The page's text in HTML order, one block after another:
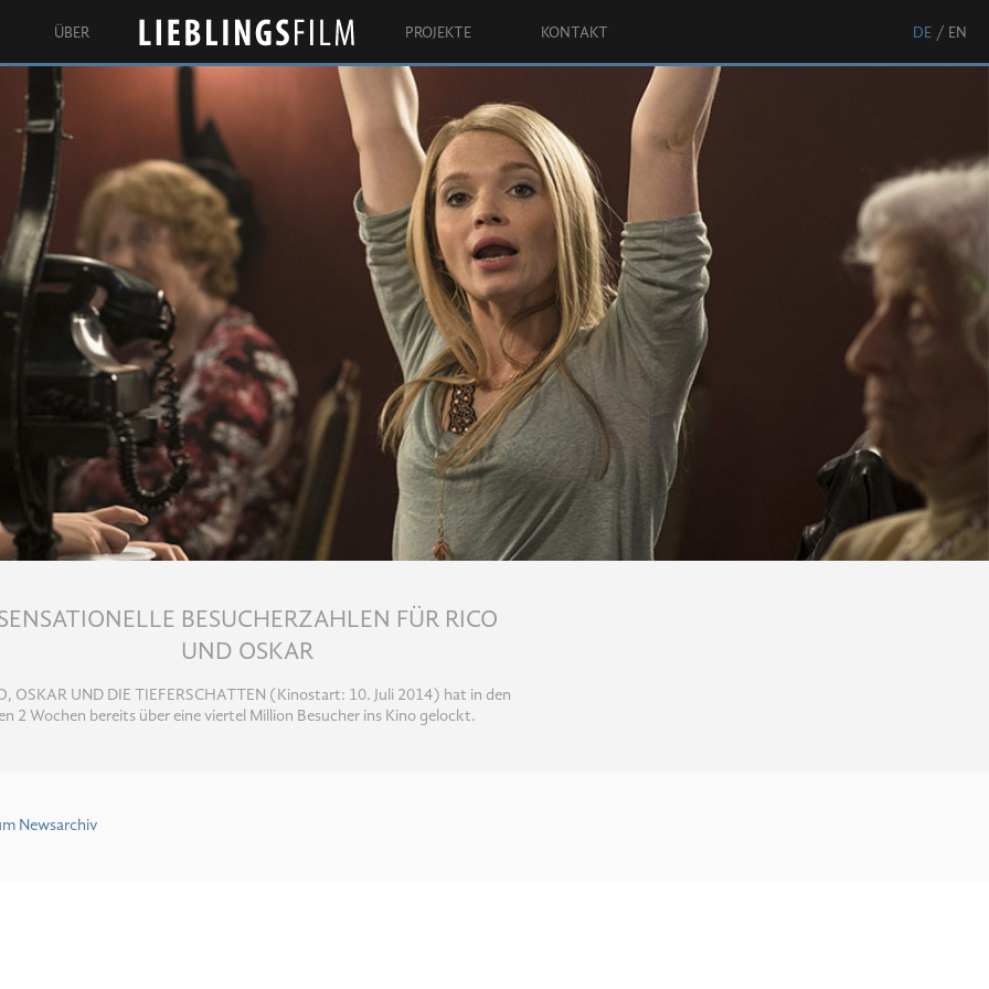
Lieblingsfilm
ÜBER PROJEKTE KONTAKT DE EN
BESUCHERZAHLEN FÜR RICO
UND OSKAR
OSKAR UND DIE TIEFERSCHATTEN (Kinostart: 10. Juli 2014) hat in den
2 Wochen bereits über eine viertel Million Besucher ins Kino gelockt.
Newsarchiv